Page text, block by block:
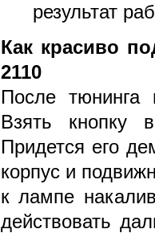
результат
Как красиво
2110
После тюнинга
Взять кнопку
Придется его
корпус и
к лампе
действовать